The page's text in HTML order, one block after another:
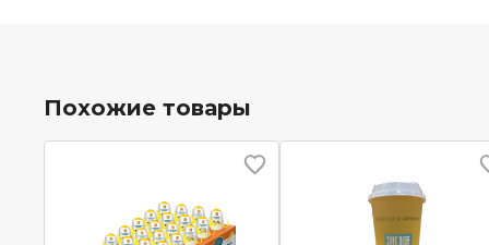
Похожие товары